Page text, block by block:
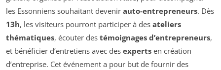
les Essonniens souhaitant devenir auto-entrepreneurs. Dès
13h, les visiteurs pourront participer à des ateliers
thématiques, écouter des témoignages d’entrepreneurs,
et bénéficier d’entretiens avec des experts en création
d’entreprise. Cet événement a pour but de fournir des